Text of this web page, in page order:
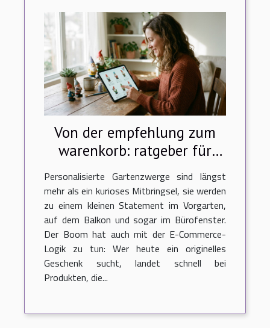
Von der empfehlung zum
warenkorb: ratgeber für
personalisierte
gartenzwerge im online-
shop
Personalisierte Gartenzwerge sind längst
mehr als ein kurioses Mitbringsel, sie werden
zu einem kleinen Statement im Vorgarten,
auf dem Balkon und sogar im Bürofenster.
Der Boom hat auch mit der E-Commerce-
Logik zu tun: Wer heute ein originelles
Geschenk sucht, landet schnell bei
Produkten, die...